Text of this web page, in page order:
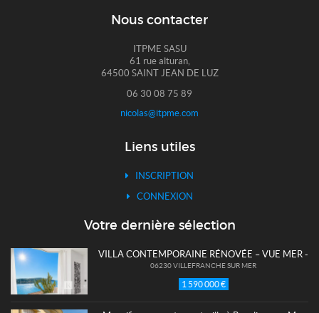
Nous contacter
ITPME SASU
61 rue alturan,
64500 SAINT JEAN DE LUZ
06 30 08 75 89
nicolas@itpme.com
Liens utiles
INSCRIPTION
CONNEXION
Votre dernière sélection
VILLA CONTEMPORAINE RÉNOVÉE – VUE MER -
06230 VILLEFRANCHE SUR MER
1 590 000 €